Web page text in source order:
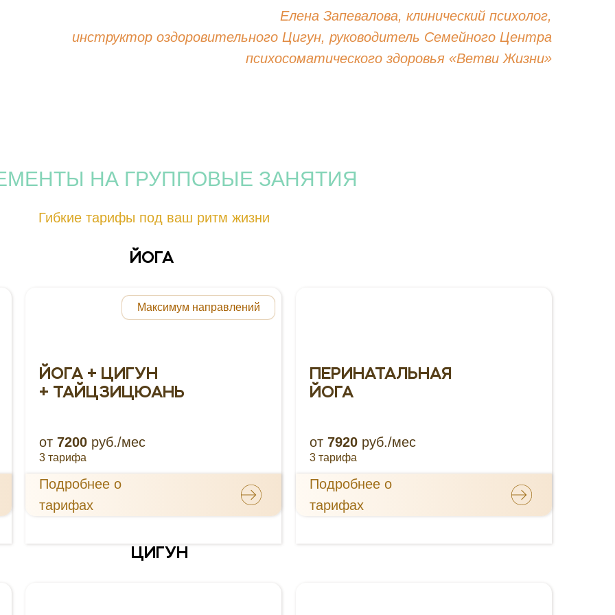
Елена Запевалова, клинический психолог,
инструктор оздоровительного Цигун, руководитель Семейного Центра
психосоматического здоровья «Ветви Жизни»
НА ГРУППОВЫЕ ЗАНЯТИЯ
Гибкие тарифы под ваш ритм жизни
ЦИГУН
Подробнее о
тарифах
ЙОГА + ЦИГУН
+ ТАЙЦЗИЦЮАНЬ
от 7200 руб./мес
3 тарифа
Максимум направлений
Подробнее о
тарифах
ПЕРИНАТАЛЬНАЯ
ЙОГА
от 7920 руб./мес
3 тарифа
ЙОГА